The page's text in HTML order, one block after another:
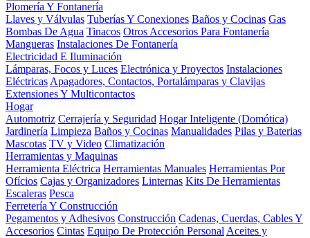
Plomería Y Fontanería
Llaves y Válvulas Tuberías Y Conexiones Baños y Cocinas Gas
Bombas De Agua Tinacos Otros Accesorios Para Fontanería
Mangueras Instalaciones De Fontanería
Electricidad E Iluminación
Lámparas, Focos y Luces Electrónica y Proyectos Instalaciones
Eléctricas Apagadores, Contactos, Portalámparas y Clavijas
Extensiones Y Multicontactos
Hogar
Automotriz Cerrajería y Seguridad Hogar Inteligente (Domótica)
Jardinería Limpieza Baños y Cocinas Manualidades Pilas y Baterias
Mascotas TV y Video Climatización
Herramientas y Maquinas
Herramienta Eléctrica Herramientas Manuales Herramientas Por
Ofícios Cajas y Organizadores Linternas Kits De Herramientas
Escaleras Pesca
Ferretería Y Construcción
Pegamentos y Adhesivos Construcción Cadenas, Cuerdas, Cables Y
Accesorios Cintas Equipo De Protección Personal Aceites y